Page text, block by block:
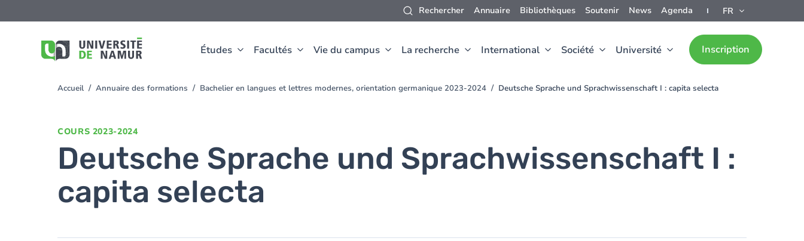
Rechercher Annuaire Bibliothèques Soutenir News Agenda FR
Études Facultés Vie du campus La recherche International Société Université Inscription
au
You
Accueil Annuaire des formations Bachelier en langues et lettres modernes, orientation germanique 2023-2024 Deutsche Sprache und Sprachwissenschaft I : capita selecta
COURS 2023-2024
Deutsche Sprache und Sprachwissenschaft I :
capita selecta